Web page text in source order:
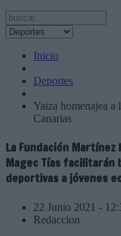
Inicio
Deportes
Yaiza homenajea a
Canarias
La Fundación Martínez
Magec Tías facilitarán
deportivas a jóvenes
22 Junio 2021 -
Redaccion